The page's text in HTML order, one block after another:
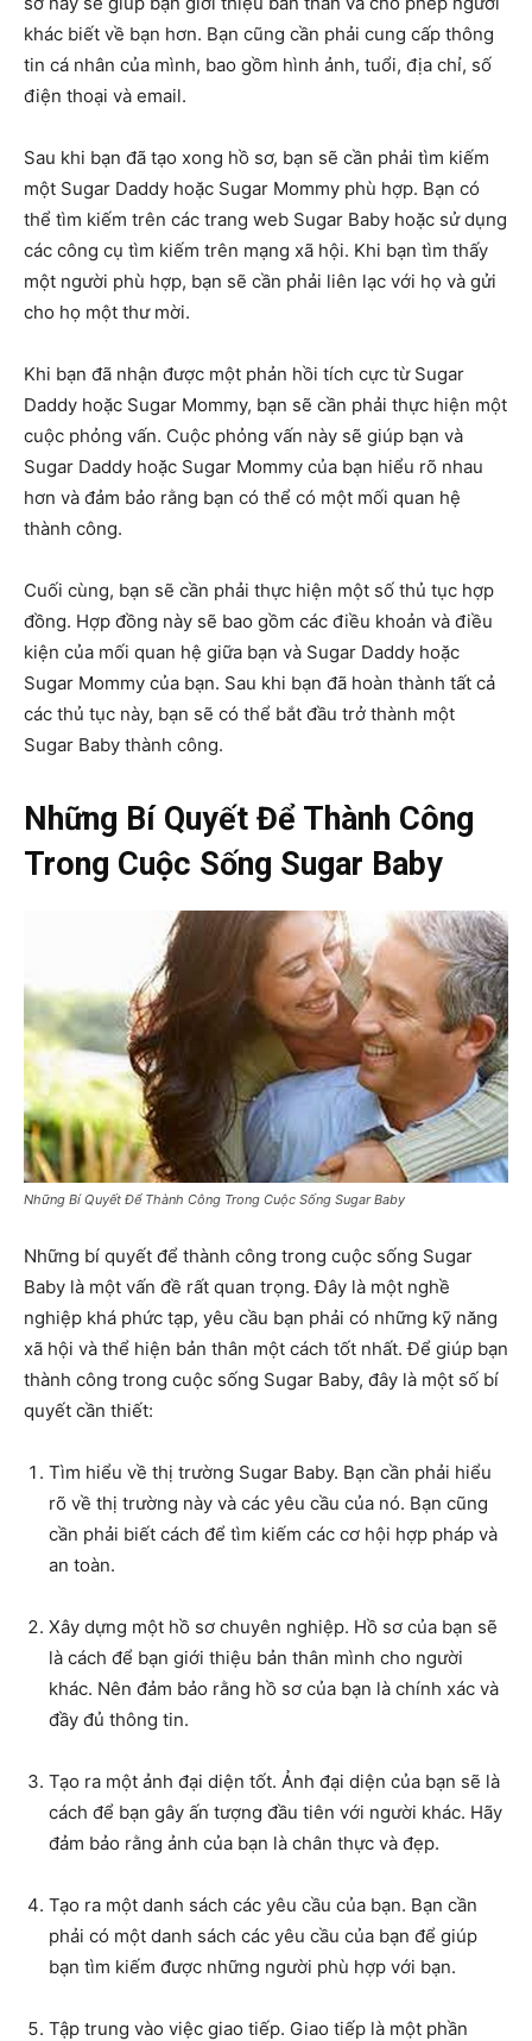
khác biết về bạn hơn. Bạn cũng cần phải cung cấp thông
tin cá nhân của mình, bao gồm hình ảnh, tuổi, địa chỉ, số
điện thoại và email.
Sau khi bạn đã tạo xong hồ sơ, bạn sẽ cần phải tìm kiếm
một Sugar Daddy hoặc Sugar Mommy phù hợp. Bạn có
thể tìm kiếm trên các trang web Sugar Baby hoặc sử dụng
các công cụ tìm kiếm trên mạng xã hội. Khi bạn tìm thấy
một người phù hợp, bạn sẽ cần phải liên lạc với họ và gửi
cho họ một thư mời.
Khi bạn đã nhận được một phản hồi tích cực từ Sugar
Daddy hoặc Sugar Mommy, bạn sẽ cần phải thực hiện một
cuộc phỏng vấn. Cuộc phỏng vấn này sẽ giúp bạn và
Sugar Daddy hoặc Sugar Mommy của bạn hiểu rõ nhau
hơn và đảm bảo rằng bạn có thể có một mối quan hệ
thành công.
Cuối cùng, bạn sẽ cần phải thực hiện một số thủ tục hợp
đồng. Hợp đồng này sẽ bao gồm các điều khoản và điều
kiện của mối quan hệ giữa bạn và Sugar Daddy hoặc
Sugar Mommy của bạn. Sau khi bạn đã hoàn thành tất cả
các thủ tục này, bạn sẽ có thể bắt đầu trở thành một
Sugar Baby thành công.
Những Bí Quyết Để Thành Công
Trong Cuộc Sống Sugar Baby
Những Bí Quyết Để Thành Công Trong Cuộc Sống Sugar Baby
Những bí quyết để thành công trong cuộc sống Sugar
Baby là một vấn đề rất quan trọng. Đây là một nghề
nghiệp khá phức tạp, yêu cầu bạn phải có những kỹ năng
xã hội và thể hiện bản thân một cách tốt nhất. Để giúp bạn
thành công trong cuộc sống Sugar Baby, đây là một số bí
quyết cần thiết:
Tìm hiểu về thị trường Sugar Baby. Bạn cần phải hiểu
rõ về thị trường này và các yêu cầu của nó. Bạn cũng
cần phải biết cách để tìm kiếm các cơ hội hợp pháp và
an toàn.
Xây dựng một hồ sơ chuyên nghiệp. Hồ sơ của bạn sẽ
là cách để bạn giới thiệu bản thân mình cho người
khác. Nên đảm bảo rằng hồ sơ của bạn là chính xác và
đầy đủ thông tin.
Tạo ra một ảnh đại diện tốt. Ảnh đại diện của bạn sẽ là
cách để bạn gây ấn tượng đầu tiên với người khác. Hãy
đảm bảo rằng ảnh của bạn là chân thực và đẹp.
Tạo ra một danh sách các yêu cầu của bạn. Bạn cần
phải có một danh sách các yêu cầu của bạn để giúp
bạn tìm kiếm được những người phù hợp với bạn.
Tập trung vào việc giao tiếp. Giao tiếp là một phần